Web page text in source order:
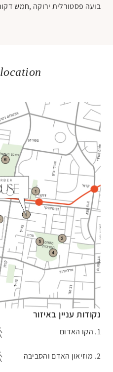
בועה‭ ‬פסטורלית‭ ‬ירוקה‭, ‬חמש‭ ‬דקות‭ ‬הליכה‭ ‬מתחנת‭ ‬הרכבת‭ ‬הקלה‭.‬
location
נקודות עניין באיזור
1. הקו האדום
2. מוזיאון האדם והסביבה